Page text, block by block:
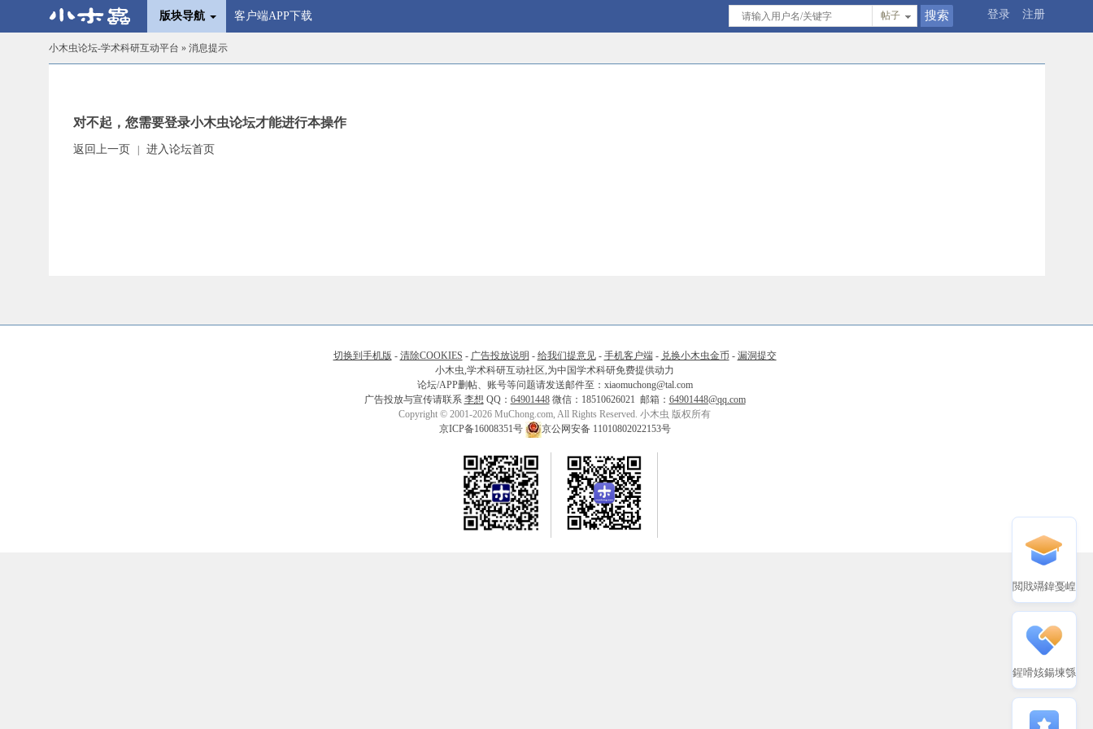
版块导航 客户端APP下载 登录 注册
帖子
小木虫论坛-学术科研互动平台 » 消息提示
对不起，您需要登录小木虫论坛才能进行本操作
返回上一页 进入论坛首页
切换到手机版 - 清除COOKIES - 广告投放说明 - 给我们提意见- 手机客户端- 兑换小木虫金币 - 漏洞提交
小木虫,学术科研互动社区,为中国学术科研免费提供动力
论坛/APP删帖、账号等问题请发送邮件至：xiaomuchong@tal.com
广告投放与宣传请联系 李想 QQ： 64901448微信：18510626021 邮箱： 64901448@qq.com
Copyright © 2001-2026 MuChong.com, All Rights Reserved. 小木虫 版权所有
京ICP备16008351号
京公网安备 11010802022153号
閲戝竵鍏戞崲
鍟嗗姟鍚堜綔